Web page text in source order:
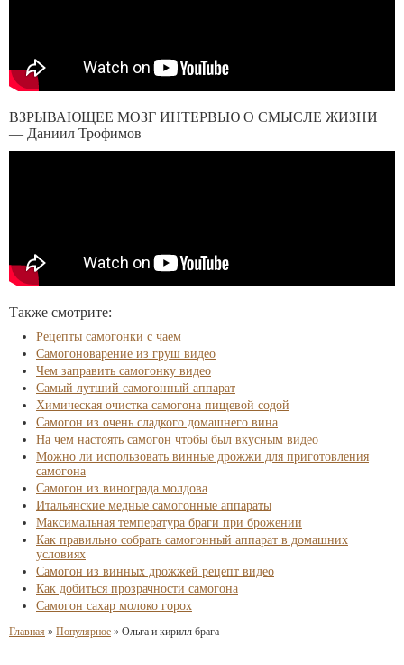
ВЗРЫВАЮЩЕЕ МОЗГ ИНТЕРВЬЮ О СМЫСЛЕ ЖИЗНИ
— Даниил Трофимов
Также смотрите:
Рецепты самогонки с чаем
Самогоноварение из груш видео
Чем заправить самогонку видео
Самый лутший самогонный аппарат
Химическая очистка самогона пищевой содой
Самогон из очень сладкого домашнего вина
На чем настоять самогон чтобы был вкусным видео
Можно ли использовать винные дрожжи для приготовления
самогона
Самогон из винограда молдова
Итальянские медные самогонные аппараты
Максимальная температура браги при брожении
Как правильно собрать самогонный аппарат в домашних
условиях
Самогон из винных дрожжей рецепт видео
Как добиться прозрачности самогона
Самогон сахар молоко горох
Главная » Популярное » Ольга и кирилл брага